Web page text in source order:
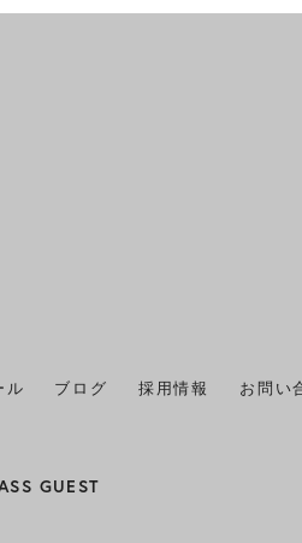
2025年4月
ル ブログ 採用情報 お問い
GUEST